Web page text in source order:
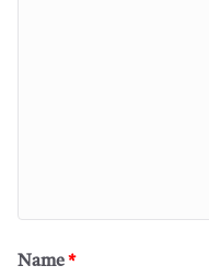
Name*